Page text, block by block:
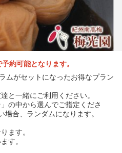
約可能となります。
ムがセットになったお得なプラン
と一緒にご利用ください。
の中から選んでご指定くださ
合、ランダムになります。
ます。
す。